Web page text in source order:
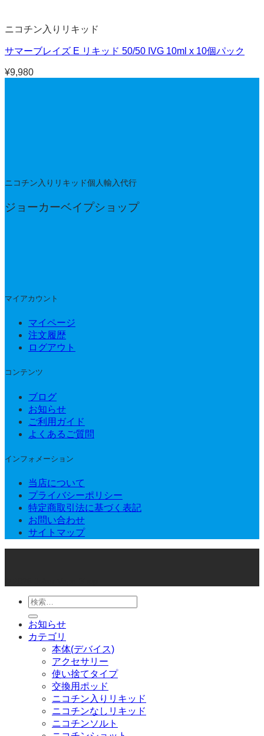
ニコチン入りリキッド
サマーブレイズ E リキッド 50/50 IVG 10ml x 10個パック
¥9,980
ニコチン入りリキッド個人輸入代行
ジョーカーベイプショップ
マイアカウント
マイページ
注文履歴
ログアウト
コンテンツ
ブログ
お知らせ
ご利用ガイド
よくあるご質問
インフォメーション
当店について
プライバシーポリシー
特定商取引法に基づく表記
お問い合わせ
サイトマップ
検
索
対
象:
お知らせ
カテゴリ
本体(デバイス)
アクセサリー
使い捨てタイプ
交換用ポッド
ニコチン入りリキッド
ニコチンなしリキッド
ニコチンソルト